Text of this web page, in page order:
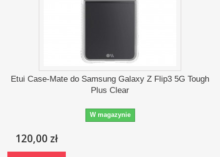
Etui Case-Mate do Samsung Galaxy Z Flip3 5G Tough
Plus Clear
W magazynie
120,00 zł